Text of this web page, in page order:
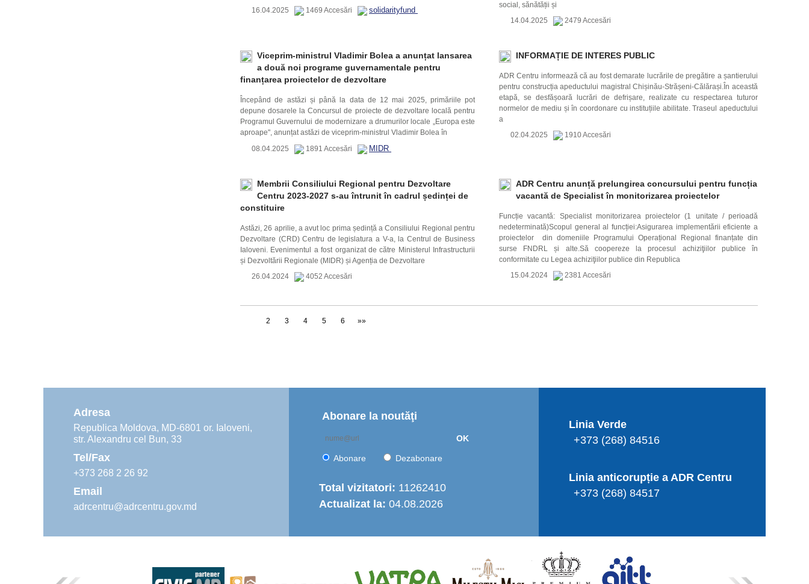
16.04.2025
1469 Accesări solidarityfund
social, sănătății și
14.04.2025
2479 Accesări
Viceprim-ministrul Vladimir Bolea a anunțat lansarea
a două noi programe guvernamentale pentru
finanțarea proiectelor de dezvoltare
Începând de astăzi și până la data de 12 mai 2025, primăriile pot
depune dosarele la Concursul de proiecte de dezvoltare locală pentru
Programul Guvernului de modernizare a drumurilor locale „Europa este
aproape", anunțat astăzi de viceprim-ministrul Vladimir Bolea în
08.04.2025
1891 Accesări MIDR
INFORMAȚIE DE INTERES PUBLIC
ADR Centru informează că au fost demarate lucrările de pregătire a șantierului
pentru construcția apeductului magistral Chișinău-Strășeni-Călărași.În această
etapă, se desfășoară lucrări de defrișare, realizate cu respectarea tuturor
normelor de mediu și în coordonare cu instituțiile abilitate. Traseul apeductului
a
02.04.2025
1910 Accesări
Membrii Consiliului Regional pentru Dezvoltare
Centru 2023-2027 s-au întrunit în cadrul ședinței de
constituire
Astăzi, 26 aprilie, a avut loc prima ședință a Consiliului Regional pentru
Dezvoltare (CRD) Centru de legislatura a V-a, la Centrul de Business
Ialoveni. Evenimentul a fost organizat de către Ministerul Infrastructurii
și Dezvoltării Regionale (MIDR) și Agenția de Dezvoltare
26.04.2024
4052 Accesări
ADR Centru anunță prelungirea concursului pentru funcția
vacantă de Specialist în monitorizarea proiectelor
Funcție vacantă: Specialist monitorizarea proiectelor (1 unitate / perioadă
nedeterminată)Scopul general al funcției:Asigurarea implementării eficiente a
proiectelor din domeniile Programului Operațional Regional finanțate din
surse FNDRL și alte.Să coopereze la procesul achiziţiilor publice în
conformitate cu Legea achiziţiilor publice din Republica
15.04.2024
2381 Accesări
2 3 4 5 6 »»
Adresa
Republica Moldova, MD-6801 or. Ialoveni,
str. Alexandru cel Bun, 33
Tel/Fax
+373 268 2 26 92
Email
adrcentru@adrcentru.gov.md
Abonare la noutăţi
OK
Abonare Dezabonare
Total vizitatori: 11262410
Actualizat la: 04.08.2026
Linia Verde
+373 (268) 84516
Linia anticorupție a ADR Centru
+373 (268) 84517